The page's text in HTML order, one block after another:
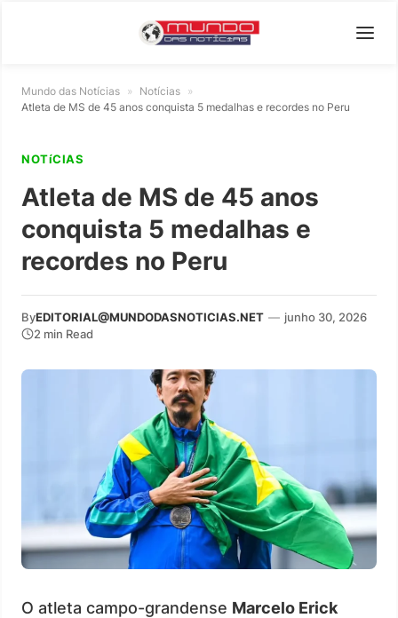
Mundo das Notícias » Notícias »
Atleta de MS de 45 anos conquista 5 medalhas e recordes no Peru
NOTíCIAS
Atleta de MS de 45 anos
conquista 5 medalhas e
recordes no Peru
ByEDITORIAL@MUNDODASNOTICIAS.NET — junho 30, 2026
2 min Read
O atleta campo-grandense Marcelo Erick